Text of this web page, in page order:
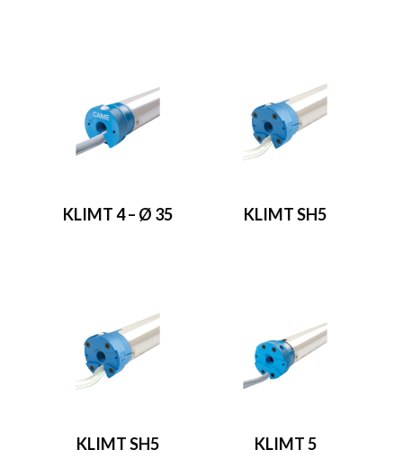
KLIMT 4 – Ø 35 KLIMT SH5
KLIMT SH5 KLIMT 5